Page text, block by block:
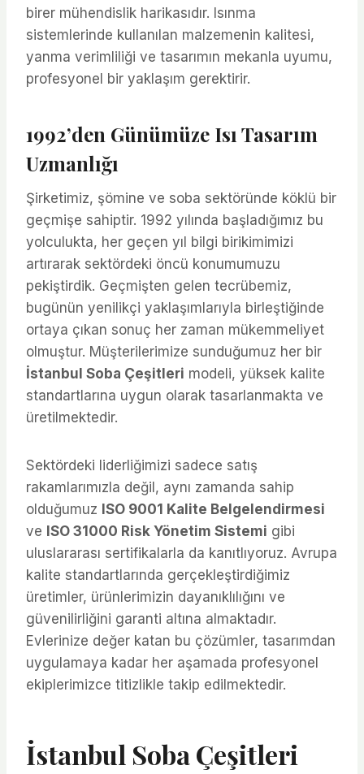
birer mühendislik harikasıdır. Isınma
sistemlerinde kullanılan malzemenin kalitesi,
yanma verimliliği ve tasarımın mekanla uyumu,
profesyonel bir yaklaşım gerektirir.
1992’den Günümüze Isı Tasarım
Uzmanlığı
Şirketimiz, şömine ve soba sektöründe köklü bir
geçmişe sahiptir. 1992 yılında başladığımız bu
yolculukta, her geçen yıl bilgi birikimimizi
artırarak sektördeki öncü konumumuzu
pekiştirdik. Geçmişten gelen tecrübemiz,
bugünün yenilikçi yaklaşımlarıyla birleştiğinde
ortaya çıkan sonuç her zaman mükemmeliyet
olmuştur. Müşterilerimize sunduğumuz her bir
İstanbul Soba Çeşitleri modeli, yüksek kalite
standartlarına uygun olarak tasarlanmakta ve
üretilmektedir.
Sektördeki liderliğimizi sadece satış
rakamlarımızla değil, aynı zamanda sahip
olduğumuz ISO 9001 Kalite Belgelendirmesi
ve ISO 31000 Risk Yönetim Sistemi gibi
uluslararası sertifikalarla da kanıtlıyoruz. Avrupa
kalite standartlarında gerçekleştirdiğimiz
üretimler, ürünlerimizin dayanıklılığını ve
güvenilirliğini garanti altına almaktadır.
Evlerinize değer katan bu çözümler, tasarımdan
uygulamaya kadar her aşamada profesyonel
ekiplerimizce titizlikle takip edilmektedir.
İstanbul Soba Çeşitleri